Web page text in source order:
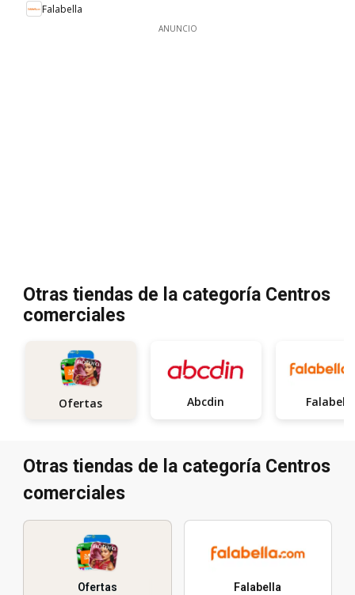
Falabella
ANUNCIO
Otras tiendas de la categoría Centros
comerciales
Ofertas Abcdin
Otras tiendas de la categoría Centros
comerciales
Ofertas Falabella